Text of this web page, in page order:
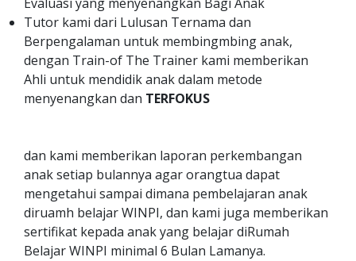
Tutor kami dari Lulusan Ternama dan
Berpengalaman untuk membingmbing anak,
dengan Train-of The Trainer kami memberikan
Ahli untuk mendidik anak dalam metode
menyenangkan dan TERFOKUS
dan kami memberikan laporan perkembangan
anak setiap bulannya agar orangtua dapat
mengetahui sampai dimana pembelajaran anak
diruamh belajar WINPI, dan kami juga memberikan
sertifikat kepada anak yang belajar diRumah
Belajar WINPI minimal 6 Bulan Lamanya.